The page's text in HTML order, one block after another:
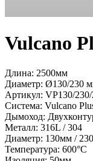
Vulcano
Длина: 2500мм
Диаметр: Ø130/230
Артикул: VP130/
Система: Vulcano
Дымоход:
Металл: 316L / 304
Диаметр: 130мм /
Температура: 600°С